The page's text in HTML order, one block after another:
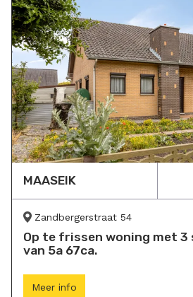
MAASEIK
Zandbergerstraat 54
Op te frissen woning met 3
van 5a 67ca.
Meer info